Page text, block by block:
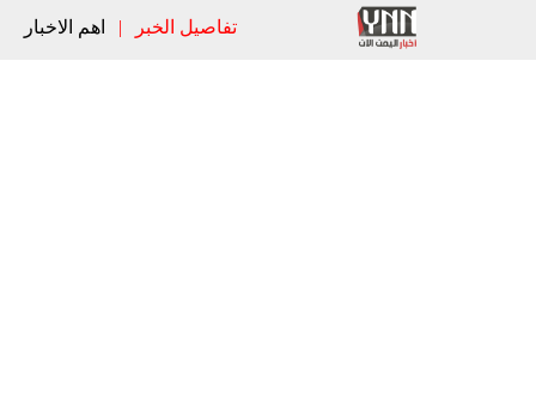
تفاصيل الخبر | اهم الاخبار